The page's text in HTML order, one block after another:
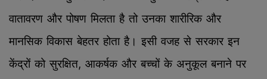
वातावरण और पोषण मिलता है तो उनका शारीरिक और
मानसिक विकास बेहतर होता है। इसी वजह से सरकार इन
केंद्रों को सुरक्षित, आकर्षक और बच्चों के अनुकूल बनाने पर